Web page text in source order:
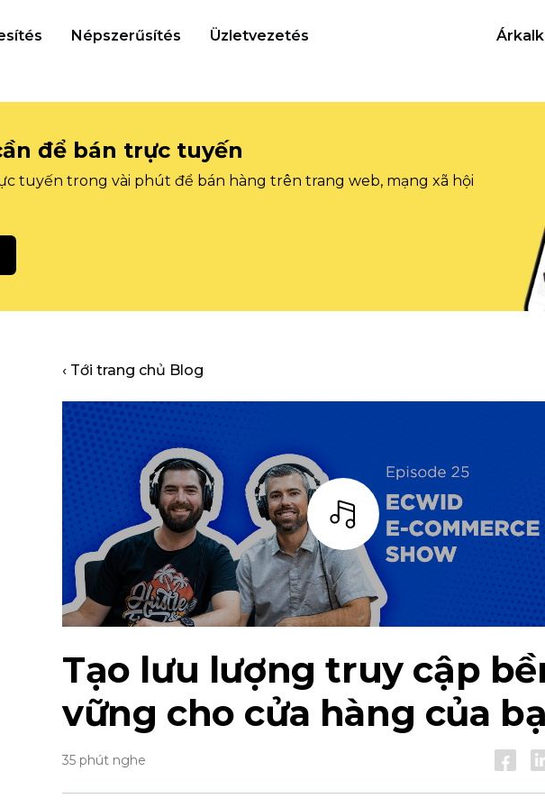
Népszerűsítés Üzletvezetés
để bán trực tuyến
tuyến trong vài phút để bán hàng trên trang web, mạng xã hội
‹ Tới trang chủ Blog
Thanh
Tạo lưu lượng truy cập
vững cho cửa hàng của
35 phút nghe